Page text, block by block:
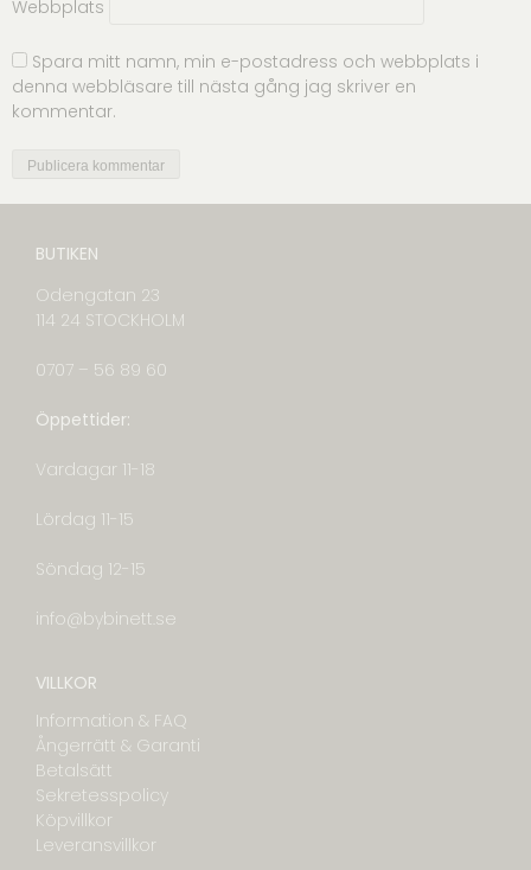
Webbplats
Spara mitt namn, min e-postadress och webbplats i
denna webbläsare till nästa gång jag skriver en
kommentar.
BUTIKEN
Odengatan 23
114 24 STOCKHOLM
0707 – 56 89 60
Öppettider:
Vardagar 11-18
Lördag 11-15
Söndag 12-15
info@bybinett.se
VILLKOR
Information & FAQ
Ångerrätt & Garanti
Betalsätt
Sekretesspolicy
Köpvillkor
Leveransvillkor